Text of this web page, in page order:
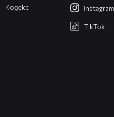
Кодекс Instagram
TikTok